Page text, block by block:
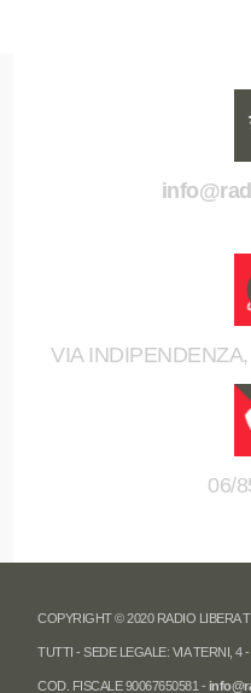
VIA
06/
COPYRIGHT © 2020 RADIO LIBERA
TUTTI - SEDE LEGALE: VIA TERNI, 4
COD. FISCALE 90067650581 -